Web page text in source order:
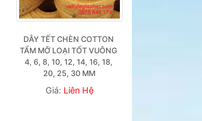
DÂY TẾT CHÈN COTTON
TẨM MỠ LOẠI TỐT VUÔNG
4, 6, 8, 10, 12, 14, 16, 18,
20, 25, 30 MM
Giá: Liên Hệ